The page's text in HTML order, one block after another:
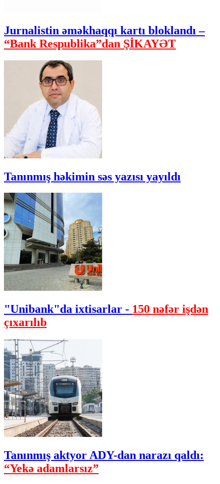
Jurnalistin əməkhaqqı kartı bloklandı –
“Bank Respublika”dan ŞİKAYƏT
Tanınmış həkimin səs yazısı yayıldı
"Unibank"da ixtisarlar - 150 nəfər işdən
çıxarılıb
Tanınmış aktyor ADY-dan narazı qaldı:
“Yekə adamlarsız”